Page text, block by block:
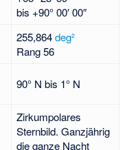
bis +90° 00′ 00″
255,864deg²
Rang 56
90° N bis 1° N
Zirkumpolares
Sternbild. Ganzjährig
die ganze Nacht